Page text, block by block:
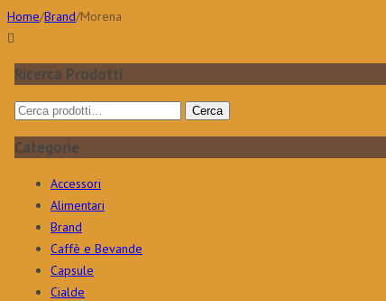
Home/Brand/Morena
Ricerca Prodotti
Cerca: Cerca
Categorie
Accessori
Alimentari
Brand
Caffè e Bevande
Capsule
Cialde